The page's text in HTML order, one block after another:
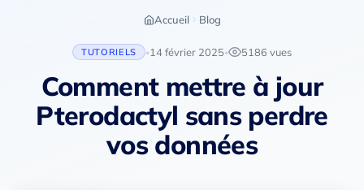
Accueil Blog
TUTORIELS • 14 février 2025• 5186 vues
Comment mettre à jour
Pterodactyl sans perdre
vos données